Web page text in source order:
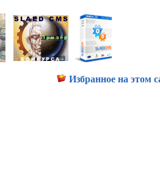
Избранное на этом